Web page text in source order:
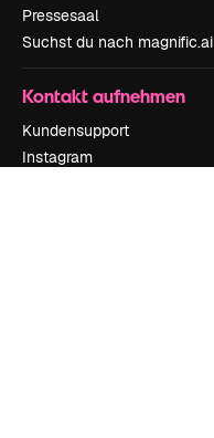
Pressesaal
Suchst du nach magnific.ai
Kontakt aufnehmen
Kundensupport
Instagram